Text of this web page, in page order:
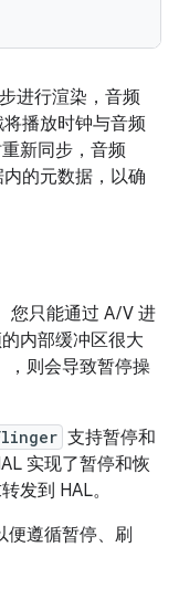
进行渲染，音频
播放时钟与音频
新同步，音频
的元数据，以确
您只能通过 A/V 进
内部缓冲区很大
，则会导致暂停操
支持暂停和
实现了暂停和恢
发到 HAL。
便遵循暂停、刷